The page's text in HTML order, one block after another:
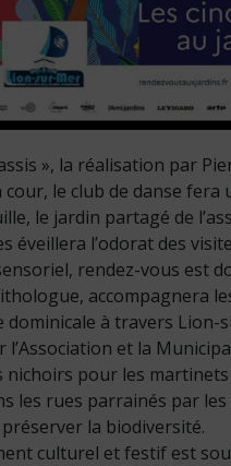
», la réalisation par
cour, le club de danse
le jardin partagé de
éveillera l’odorat des
rendez-vous est
accompagnera
dominicale à travers Lion-
l’Association et la
nichoirs pour les
les rues parrainés par
la biodiversité.
culturel et festif est